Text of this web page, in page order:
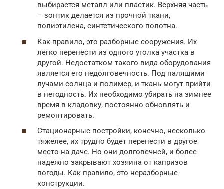
выбирается металл или пластик. Верхняя часть
– зонтик делается из прочной ткани,
полиэтилена, синтетического полотна.
Как правило, это разборные сооружения. Их
легко перенести из одного уголка участка в
другой. Недостатком такого вида оборудования
является его недолговечность. Под палящими
лучами солнца и полимер, и ткань могут прийти
в негодность. Их необходимо убирать на зимнее
время в кладовку, постоянно обновлять и
ремонтировать.
Стационарные постройки, конечно, несколько
тяжелее, их трудно будет перенести в другое
место на даче. Но они долговечней, и более
надежно закрывают хозяина от капризов
погоды. Как правило, это неразборные
конструкции.